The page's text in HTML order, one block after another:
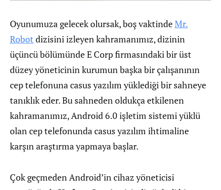
Oyunumuza gelecek olursak, boş vaktindeMr.
Robot dizisini izleyen kahramanımız, dizinin
üçüncü bölümünde E Corp firmasındaki bir üst
düzey yöneticinin kurumun başka bir çalışanının
cep telefonuna casus yazılım yüklediği bir sahneye
tanıklık eder. Bu sahneden oldukça etkilenen
kahramanımız, Android 6.0 işletim sistemi yüklü
olan cep telefonunda casus yazılım ihtimaline
karşın araştırma yapmaya başlar.
Çok geçmeden Android’in cihaz yöneticisi